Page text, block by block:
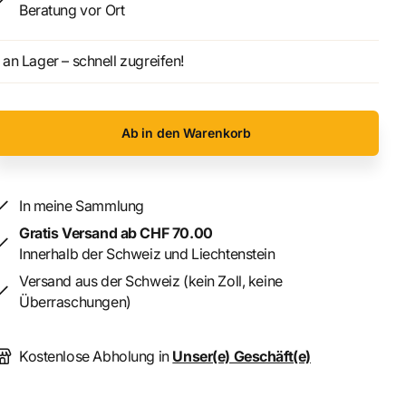
Beratung vor Ort
an Lager – schnell zugreifen!
Ab in den Warenkorb
In meine Sammlung
Gratis Versand ab CHF 70.00
Innerhalb der Schweiz und Liechtenstein
Versand aus der Schweiz (kein Zoll, keine
Überraschungen)
Kostenlose Abholung in Unser(e) Geschäft(e)